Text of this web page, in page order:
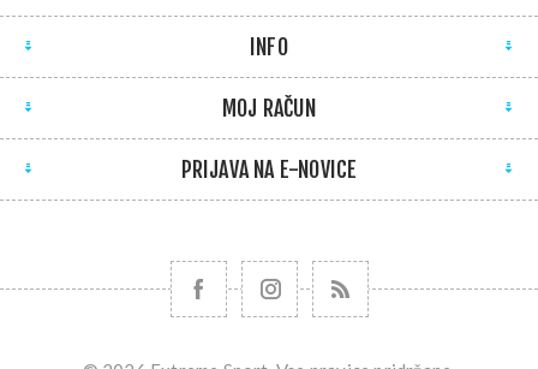
INFO
MOJ RAČUN
PRIJAVA NA E-NOVICE